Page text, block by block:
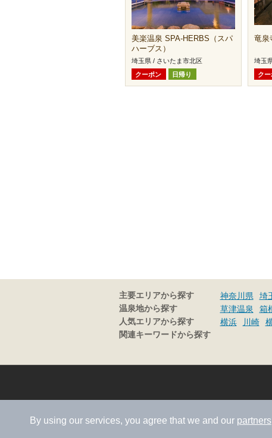
By using our services, you agree that we and our partners
美楽温泉 SPA-HERBS（スパ
ハーブス）
埼玉県 / さいたま市北区
クーポン
日帰り
竜泉
埼玉
ク
主要エリアから探す 神奈川県 埼
温泉地から探す 草津温泉 箱
人気エリアから探す 横浜 川崎
関連キーワードから探す